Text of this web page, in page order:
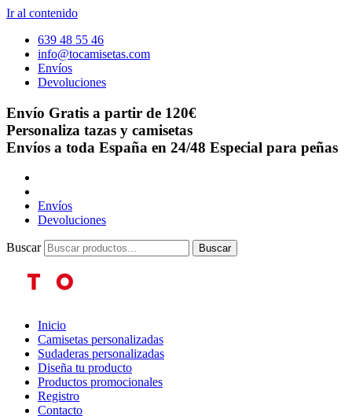
Ir al contenido
639 48 55 46
info@tocamisetas.com
Envíos
Devoluciones
Envío Gratis a partir de 120€
Personaliza tazas y camisetas
Envíos a toda España en 24/48 Especial para peñas
Envíos
Devoluciones
Buscar Buscar
Inicio
Camisetas personalizadas
Sudaderas personalizadas
Diseña tu producto
Productos promocionales
Registro
Contacto